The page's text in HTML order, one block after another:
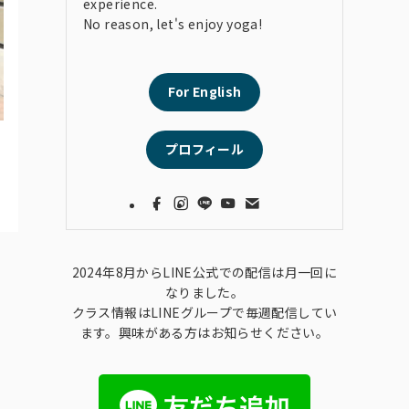
No reason, let's enjoy yoga!
For English
プロフィール
2024年8月からLINE公式での配信は月一回に
なりました。
クラス情報はLINEグループで毎週配信してい
ます。興味がある方はお知らせください。